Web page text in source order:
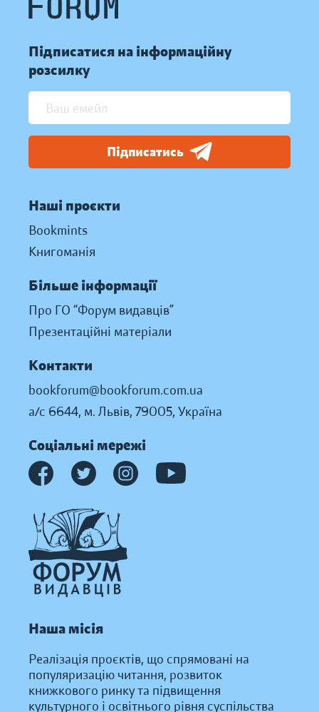
Підписатися на інформаційну
розсилку
Підписатись
Наші проєкти
Bookmints
Книгоманія
Більше інформації
Про ГО “Форум видавців”
Презентаційні матеріали
Контакти
bookforum@bookforum.com.ua
а/с 6644, м. Львів, 79005, Україна
Соціальні мережі
Наша місія
Реалізація проєктів, що спрямовані на
популяризацію читання, розвиток
книжкового ринку та підвищення
культурного і освітнього рівня суспільства